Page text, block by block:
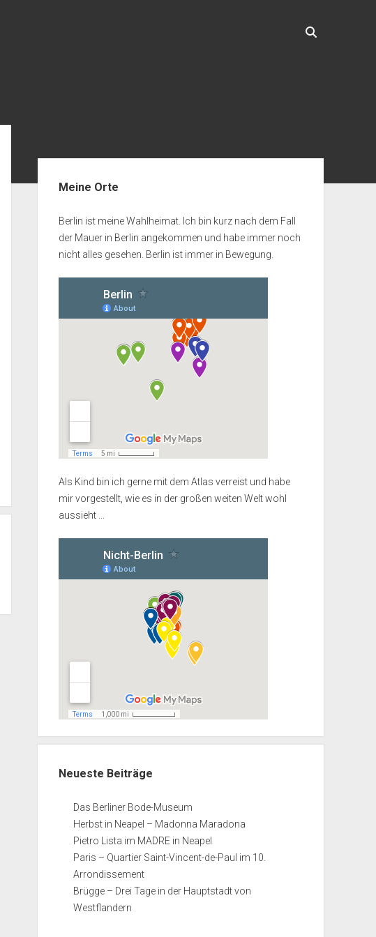
Meine Orte
Berlin ist meine Wahlheimat. Ich bin kurz nach dem Fall
der Mauer in Berlin angekommen und habe immer noch
nicht alles gesehen. Berlin ist immer in Bewegung.
Als Kind bin ich gerne mit dem Atlas verreist und habe
mir vorgestellt, wie es in der großen weiten Welt wohl
aussieht ...
Neueste Beiträge
Das Berliner Bode-Museum
Herbst in Neapel – Madonna Maradona
Pietro Lista im MADRE in Neapel
Paris – Quartier Saint-Vincent-de-Paul im 10.
Arrondissement
Brügge – Drei Tage in der Hauptstadt von
Westflandern